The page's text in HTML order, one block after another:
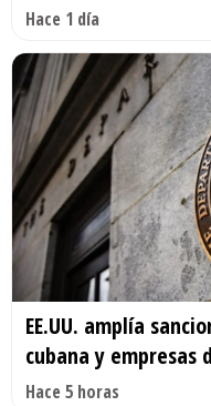
Hace 1 día
EE.UU. amplía
cubana y empresas
Hace 5 horas